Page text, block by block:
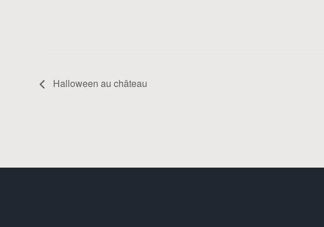
Halloween au château